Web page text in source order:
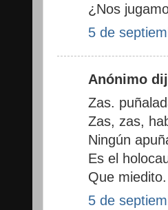
¿Nos
5 de
Anónimo
Zas.
Zas, zas,
Ningún
Es el
Que miedito.
5 de